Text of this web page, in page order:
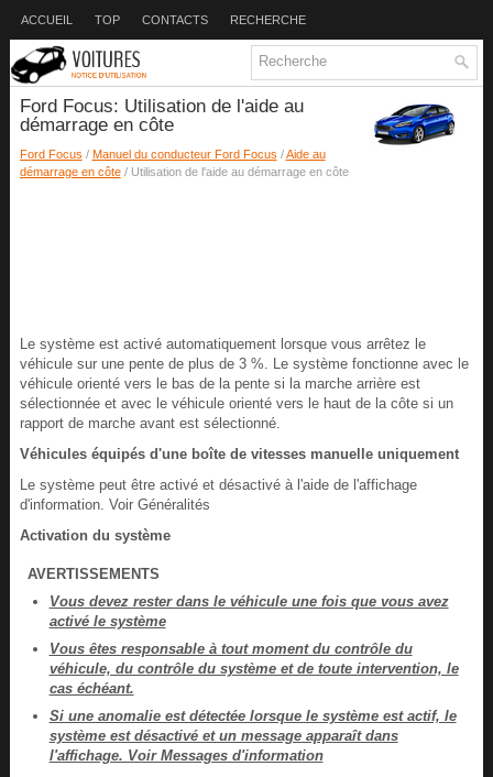
ACCUEIL TOP CONTACTS RECHERCHE
Ford Focus: Utilisation de l'aide au
démarrage en côte
Ford Focus / Manuel du conducteur Ford Focus /Aide au
démarrage en côte/ Utilisation de l'aide au démarrage en côte
Le système est activé automatiquement lorsque vous arrêtez le
véhicule sur une pente de plus de 3 %. Le système fonctionne avec le
véhicule orienté vers le bas de la pente si la marche arrière est
sélectionnée et avec le véhicule orienté vers le haut de la côte si un
rapport de marche avant est sélectionné.
Véhicules équipés d'une boîte de vitesses manuelle uniquement
Le système peut être activé et désactivé à l'aide de l'affichage
d'information. Voir Généralités
Activation du système
AVERTISSEMENTS
Vous devez rester dans le véhicule une fois que vous avez
activé le système
Vous êtes responsable à tout moment du contrôle du
véhicule, du contrôle du système et de toute intervention, le
cas échéant.
Si une anomalie est détectée lorsque le système est actif, le
système est désactivé et un message apparaît dans
l'affichage. Voir Messages d'information